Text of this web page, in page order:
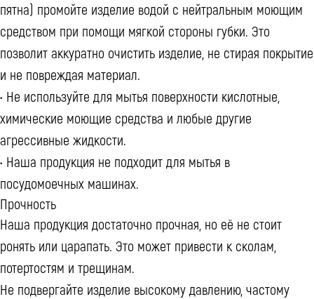
пятна) промойте изделие водой с нейтральным моющим
средством при помощи мягкой стороны губки. Это
позволит аккуратно очистить изделие, не стирая покрытие
и не повреждая материал.
• Не используйте для мытья поверхности кислотные,
химические моющие средства и любые другие
агрессивные жидкости.
• Наша продукция не подходит для мытья в
посудомоечных машинах.
Прочность
Наша продукция достаточно прочная, но её не стоит
ронять или царапать. Это может привести к сколам,
потертостям и трещинам.
Не подвергайте изделие высокому давлению, частому